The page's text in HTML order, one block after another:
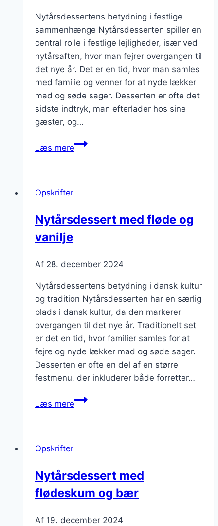
Nytårsdessertens betydning i festlige
sammenhænge Nytårsdesserten spiller en
central rolle i festlige lejligheder, især ved
nytårsaften, hvor man fejrer overgangen til
det nye år. Det er en tid, hvor man samles
med familie og venner for at nyde lækker
mad og søde sager. Desserten er ofte det
sidste indtryk, man efterlader hos sine
gæster, og…
Læs mereNytårsdessert
Opskrifter
Nytårsdessert med fløde og
vanilje
Af 28. december 2024
Nytårsdessertens betydning i dansk kultur
og tradition Nytårsdesserten har en særlig
plads i dansk kultur, da den markerer
overgangen til det nye år. Traditionelt set
er det en tid, hvor familier samles for at
fejre og nyde lækker mad og søde sager.
Desserten er ofte en del af en større
festmenu, der inkluderer både forretter…
Læs mereNytårsdessert
Opskrifter
Nytårsdessert med
flødeskum og bær
Af 19. december 2024